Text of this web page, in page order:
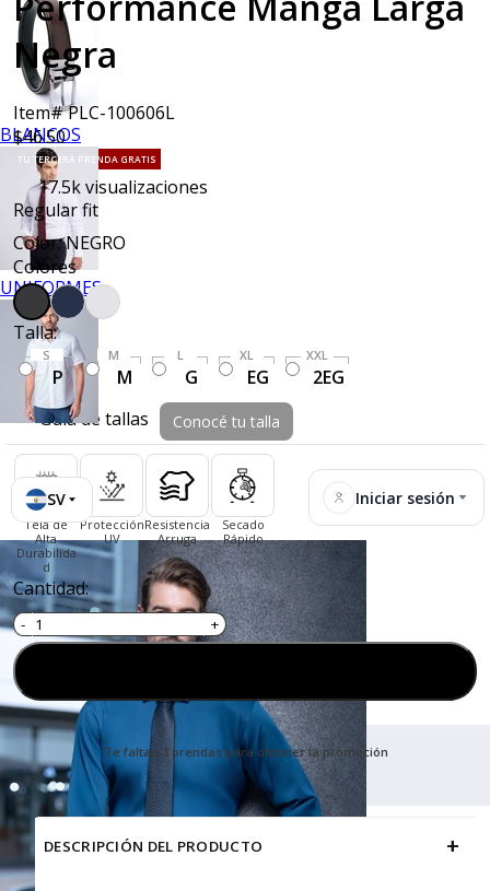
BLANCOS
UNIFORMES
SV Iniciar sesión
Negra
Item# PLC-100606L
$46.50
TU TERCERA PRENDA GRATIS
17.5kvisualizaciones
Regular fit
Color: NEGRO
Colores
Talla:
S
P
M
M
L
G
XL
EG
XXL
2EG
Guía de tallas
Conocé tu talla
Tela de
Alta
Durabilida
d
Protección
UV
Resistencia
Arruga
Secado
Rápido
Cantidad:
Te faltan 3 prendas para obtener la promoción
DESCRIPCIÓN DEL PRODUCTO +